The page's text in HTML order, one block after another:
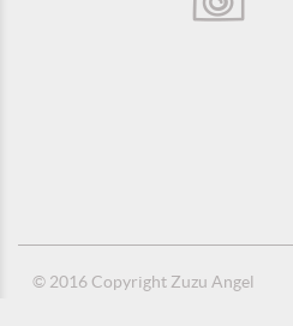
© 2016 Copyright Zuzu Angel